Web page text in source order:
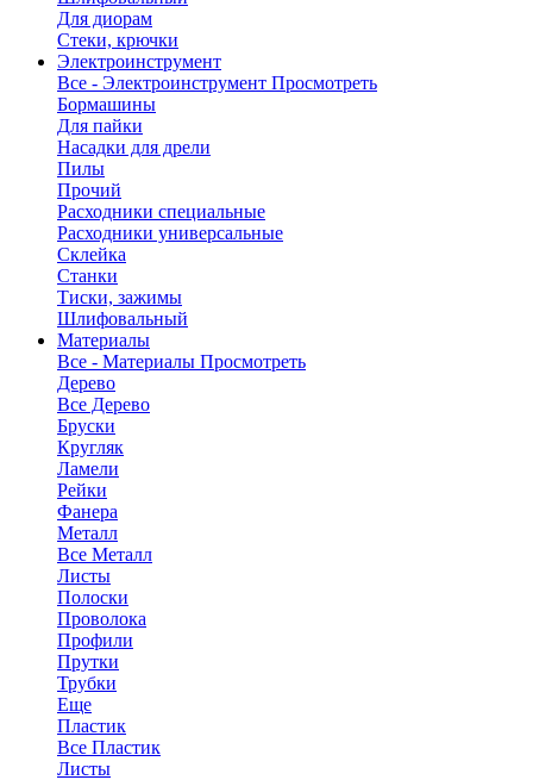
Для диорам
Стеки, крючки
Электроинструмент
Все - Электроинструмент Просмотреть
Бормашины
Для пайки
Насадки для дрели
Пилы
Прочий
Расходники специальные
Расходники универсальные
Склейка
Станки
Тиски, зажимы
Шлифовальный
Материалы
Все - Материалы Просмотреть
Дерево
Все Дерево
Бруски
Кругляк
Ламели
Рейки
Фанера
Металл
Все Металл
Листы
Полоски
Проволока
Профили
Прутки
Трубки
Еще
Пластик
Все Пластик
Листы